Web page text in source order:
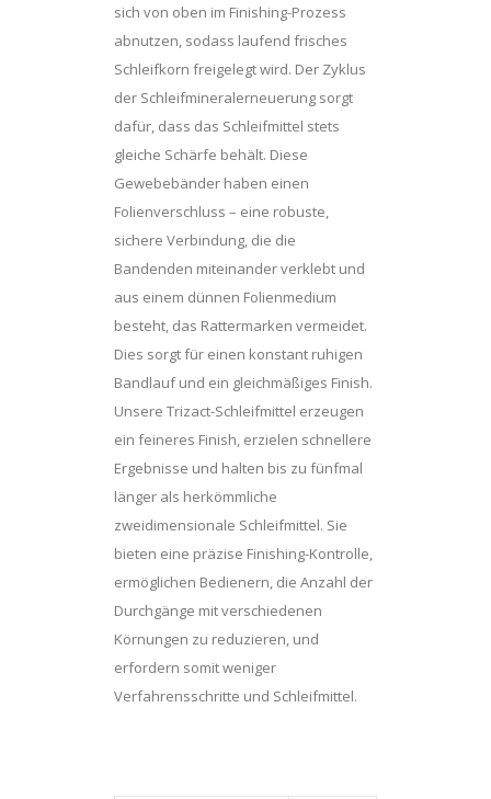
sich von oben im Finishing-Prozess
abnutzen, sodass laufend frisches
Schleifkorn freigelegt wird. Der Zyklus
der Schleifmineralerneuerung sorgt
dafür, dass das Schleifmittel stets
gleiche Schärfe behält. Diese
Gewebebänder haben einen
Folienverschluss – eine robuste,
sichere Verbindung, die die
Bandenden miteinander verklebt und
aus einem dünnen Folienmedium
besteht, das Rattermarken vermeidet.
Dies sorgt für einen konstant ruhigen
Bandlauf und ein gleichmäßiges Finish.
Unsere Trizact-Schleifmittel erzeugen
ein feineres Finish, erzielen schnellere
Ergebnisse und halten bis zu fünfmal
länger als herkömmliche
zweidimensionale Schleifmittel. Sie
bieten eine präzise Finishing-Kontrolle,
ermöglichen Bedienern, die Anzahl der
Durchgänge mit verschiedenen
Körnungen zu reduzieren, und
erfordern somit weniger
Verfahrensschritte und Schleifmittel.